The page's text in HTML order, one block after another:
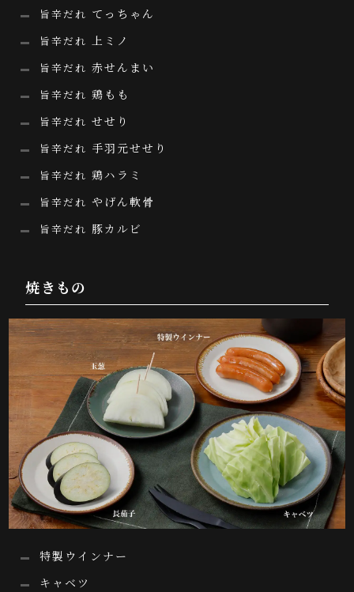
旨辛だれ てっちゃん
旨辛だれ 上ミノ
旨辛だれ 赤せんまい
旨辛だれ 鶏もも
旨辛だれ せせり
旨辛だれ 手羽元せせり
旨辛だれ 鶏ハラミ
旨辛だれ やげん軟骨
旨辛だれ 豚カルビ
焼きもの
特製ウインナー
キャベツ